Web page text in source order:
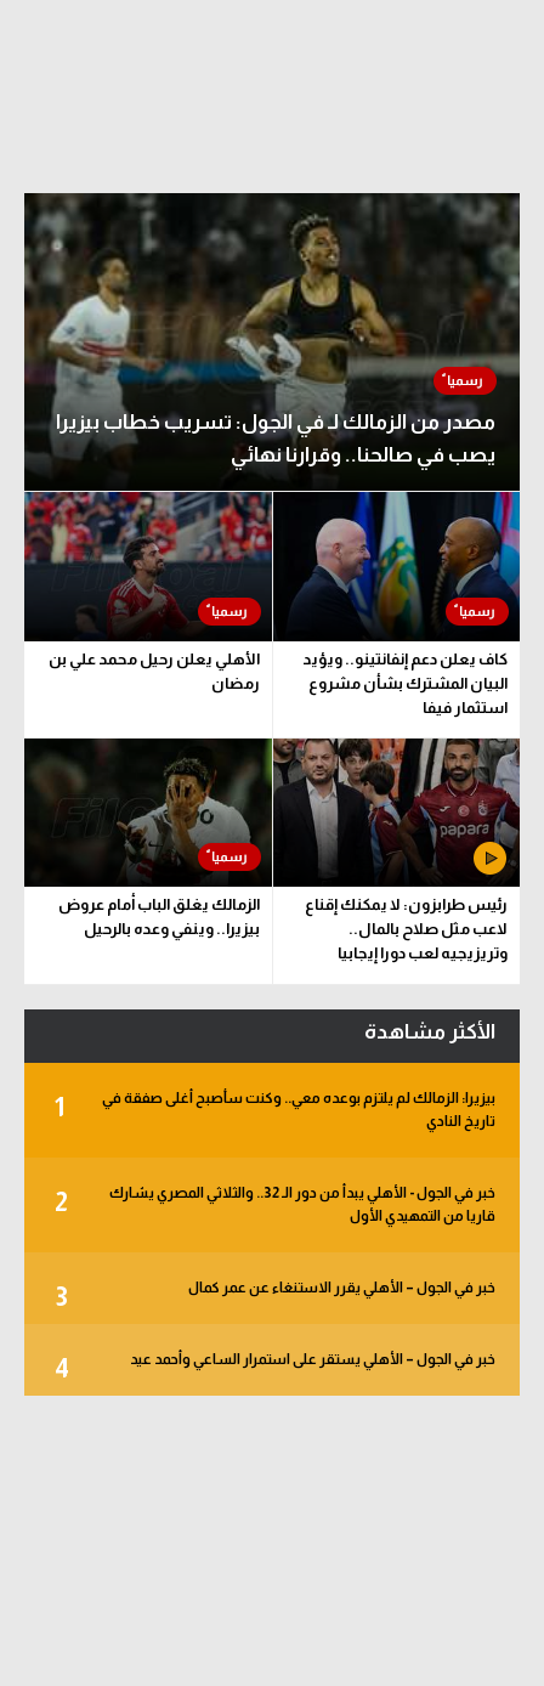
مصدر من الزمالك لـ في الجول: تسريب خطاب بيزيرا
يصب في صالحنا.. وقرارنا نهائي
كاف يعلن دعم إنفانتينو.. ويؤيد
البيان المشترك بشأن مشروع
استثمار فيفا
الأهلي يعلن رحيل محمد علي بن
رمضان
رئيس طرابزون: لا يمكنك إقناع
لاعب مثل صلاح بالمال..
وتريزيجيه لعب دورا إيجابيا
الزمالك يغلق الباب أمام عروض
بيزيرا.. وينفي وعده بالرحيل
الأكثر مشاهدة
1
بيزيرا: الزمالك لم يلتزم بوعده معي.. وكنت سأصبح أغلى صفقة في
تاريخ النادي
2
خبر في الجول - الأهلي يبدأ من دور الـ 32.. والثلاثي المصري يشارك
قاريا من التمهيدي الأول
3 خبر في الجول – الأهلي يقرر الاستنغاء عن عمر كمال
4 خبر في الجول – الأهلي يستقر على استمرار الساعي وأحمد عيد